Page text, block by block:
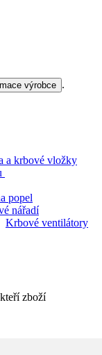
výrobce .
a krbové vložky
popel
nářadí
Krbové ventilátory
zboží